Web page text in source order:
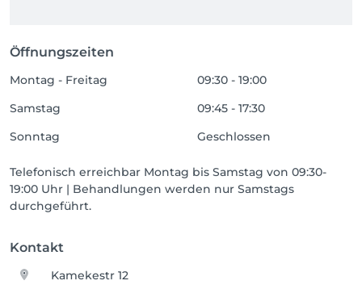
Öffnungszeiten
Montag - Freitag
09:30 - 19:00
Samstag
09:45 - 17:30
Sonntag
Geschlossen
Telefonisch erreichbar Montag bis Samstag von 09:30-
19:00 Uhr | Behandlungen werden nur Samstags
durchgeführt.
Kontakt
Kamekestr 12